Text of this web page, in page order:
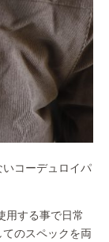
コーデュロイパ
用する事で日常
のスペックを両